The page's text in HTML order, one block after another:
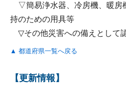
▽簡易浄水器、冷房機、暖房
持のための用具等
▽その他災害への備えとして
▲ 都道府県一覧へ戻る
【更新情報】